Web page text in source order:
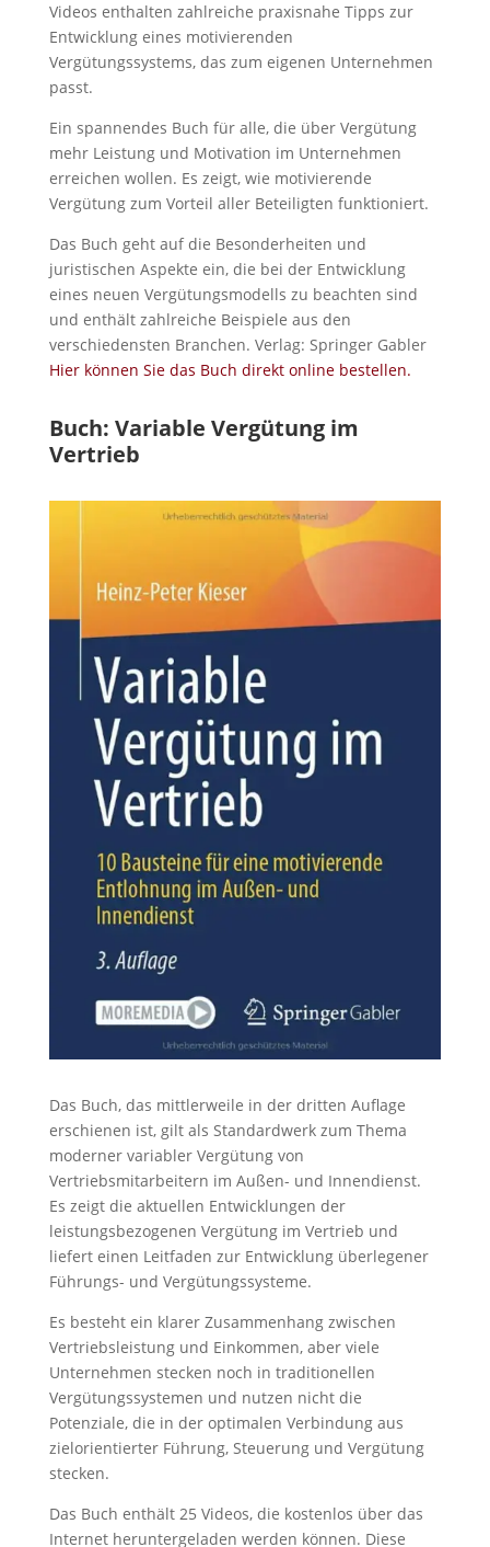
Videos enthalten zahlreiche praxisnahe Tipps zur
Entwicklung eines motivierenden
Vergütungssystems, das zum eigenen Unternehmen
passt.
Ein spannendes Buch für alle, die über Vergütung
mehr Leistung und Motivation im Unternehmen
erreichen wollen. Es zeigt, wie motivierende
Vergütung zum Vorteil aller Beteiligten funktioniert.
Das Buch geht auf die Besonderheiten und
juristischen Aspekte ein, die bei der Entwicklung
eines neuen Vergütungsmodells zu beachten sind
und enthält zahlreiche Beispiele aus den
verschiedensten Branchen. Verlag: Springer Gabler
Hier können Sie das Buch direkt online bestellen.
Buch: Variable Vergütung im
Vertrieb
Das Buch, das mittlerweile in der dritten Auflage
erschienen ist, gilt als Standardwerk zum Thema
moderner variabler Vergütung von
Vertriebsmitarbeitern im Außen- und Innendienst.
Es zeigt die aktuellen Entwicklungen der
leistungsbezogenen Vergütung im Vertrieb und
liefert einen Leitfaden zur Entwicklung überlegener
Führungs- und Vergütungssysteme.
Es besteht ein klarer Zusammenhang zwischen
Vertriebsleistung und Einkommen, aber viele
Unternehmen stecken noch in traditionellen
Vergütungssystemen und nutzen nicht die
Potenziale, die in der optimalen Verbindung aus
zielorientierter Führung, Steuerung und Vergütung
stecken.
Das Buch enthält 25 Videos, die kostenlos über das
Internet heruntergeladen werden können. Diese